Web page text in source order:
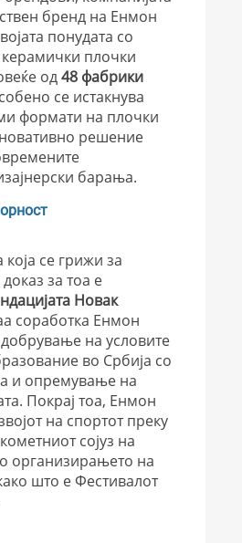
бренд на Енмон
понудата со
плочки
од48 фабрики
се истакнува
формати на плочки
решение
барања.
се грижи за
за тоа е
Новак
соработка Енмон
на условите
во Србија со
и опремување на
Покрај тоа, Енмон
на спортот преку
сојуз на
организирањето на
што е Фестивалот